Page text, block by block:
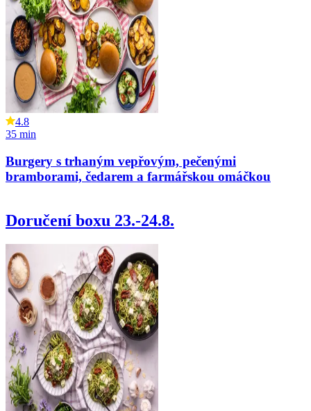
4.8
35 min
Burgery s trhaným vepřovým, pečenými
bramborami, čedarem a farmářskou omáčkou
Doručení boxu 23.-24.8.